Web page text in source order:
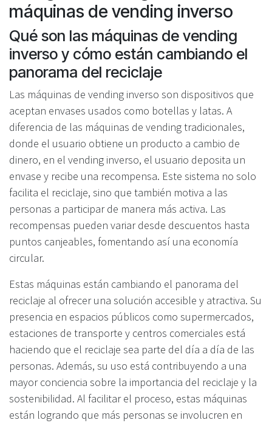
máquinas de vending inverso
Qué son las máquinas de vending
inverso y cómo están cambiando el
panorama del reciclaje
Las máquinas de vending inverso son dispositivos que
aceptan envases usados como botellas y latas. A
diferencia de las máquinas de vending tradicionales,
donde el usuario obtiene un producto a cambio de
dinero, en el vending inverso, el usuario deposita un
envase y recibe una recompensa. Este sistema no solo
facilita el reciclaje, sino que también motiva a las
personas a participar de manera más activa. Las
recompensas pueden variar desde descuentos hasta
puntos canjeables, fomentando así una economía
circular.
Estas máquinas están cambiando el panorama del
reciclaje al ofrecer una solución accesible y atractiva. Su
presencia en espacios públicos como supermercados,
estaciones de transporte y centros comerciales está
haciendo que el reciclaje sea parte del día a día de las
personas. Además, su uso está contribuyendo a una
mayor conciencia sobre la importancia del reciclaje y la
sostenibilidad. Al facilitar el proceso, estas máquinas
están logrando que más personas se involucren en